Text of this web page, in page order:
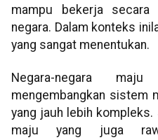
mampu bekerja
negara. Dalam konteks
yang sangat menentukan.
Negara-negara
mengembangkan sistem
yang jauh lebih
maju yang juga